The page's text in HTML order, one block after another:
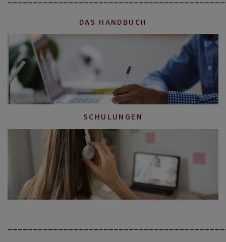
DAS HANDBUCH
SCHULUNGEN